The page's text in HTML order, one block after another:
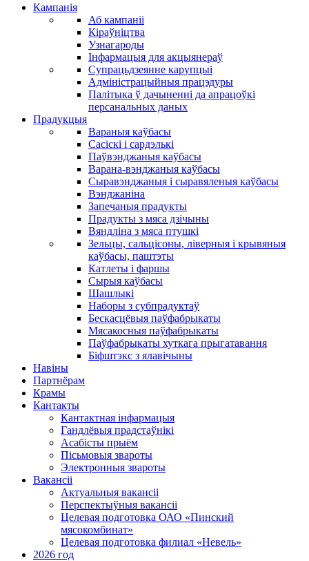
Кампанія
Аб кампаніі
Кіраўніцтва
Узнагароды
Інфармацыя для акцыянераў
Супрацьдзеянне карупцыі
Адміністрацыйныя працэдуры
Палітыка ў дачыненні да апрацоўкі
персанальных даных
Прадукцыя
Вараныя каўбасы
Сасіскі і сардэлькі
Паўвэнджаныя каўбасы
Варана-вэнджаныя каўбасы
Сыравэнджаныя і сыравяленыя каўбасы
Вэнджаніна
Запечаныя прадукты
Прадукты з мяса дзічыны
Вяндліна з мяса птушкі
Зельцы, сальцісоны, ліверныя і крывяныя
каўбасы, паштэты
Катлеты і фаршы
Сырыя каўбасы
Шашлыкі
Наборы з субпрадуктаў
Бескасцёвыя паўфабрыкаты
Мясакосныя паўфабрыкаты
Паўфабрыкаты хуткага прыгатавання
Біфштэкс з ялавічыны
Навіны
Партнёрам
Крамы
Кантакты
Кантактная інфармацыя
Гандлёвыя прадстаўнікі
Асабісты прыём
Пісьмовыя звароты
Электронныя звароты
Вакансіі
Актуальныя вакансіі
Перспектыўныя вакансіі
Целевая подготовка ОАО «Пинский
мясокомбинат»
Целевая подготовка филиал «Невель»
2026 год